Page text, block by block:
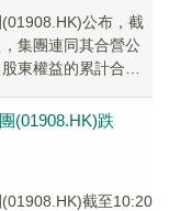
(01908.HK)公布，截
集團連同其合營公
東權益的累計合同
(01908.HK)跌
(01908.HK)截至10:20